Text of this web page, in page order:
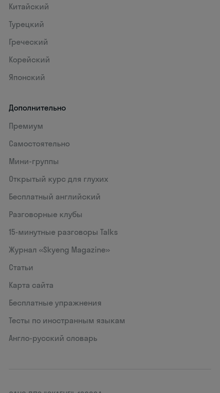
Китайский
Турецкий
Греческий
Корейский
Японский
Дополнительно
Премиум
Самостоятельно
Мини-группы
Открытый курс для глухих
Бесплатный английский
Разговорные клубы
15‑минутные разговоры Talks
Журнал «Skyeng Magazine»
Статьи
Карта сайта
Бесплатные упражнения
Тесты по иностранным языкам
Англо-русский словарь